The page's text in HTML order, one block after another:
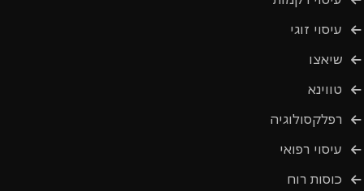
עיסוי זוגי
שיאצו
טווינא
רפלקסולוגיה
עיסוי רפואי
כוסות רוח